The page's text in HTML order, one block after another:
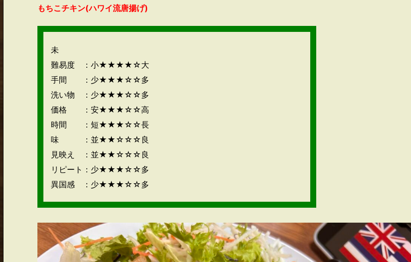
もちこチキン(ハワイ流唐揚げ)
未
難易度 ：小★★★★☆大
手間 ：少★★★☆☆多
洗い物 ：少★★★☆☆多
価格 ：安★★★☆☆高
時間 ：短★★★☆☆長
味 ：並★★☆☆☆良
見映え ：並★★☆☆☆良
リピート：少★★★☆☆多
異国感 ：少★★★☆☆多